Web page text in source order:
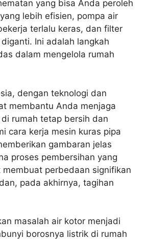
yang bisa Anda peroleh
lebih efisien, pompa air
terlalu keras, dan filter
Ini adalah langkah
dalam mengelola rumah
dengan teknologi dan
membantu Anda menjaga
rumah tetap bersih dan
cara kerja mesin kuras pipa
gambaran jelas
proses pembersihan yang
perbedaan signifikan
pada akhirnya, tagihan
masalah air kotor menjadi
borosnya listrik di rumah